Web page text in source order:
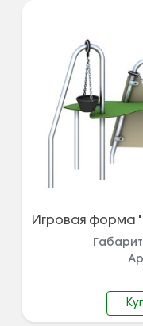
Игровая форма